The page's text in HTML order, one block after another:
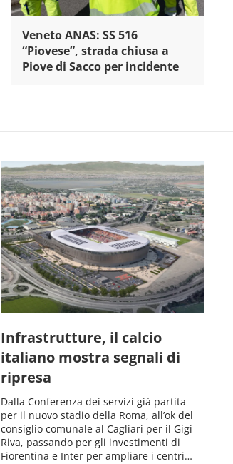
Veneto ANAS: SS 516
“Piovese”, strada chiusa a
Piove di Sacco per incidente
Infrastrutture, il calcio
italiano mostra segnali di
ripresa
Dalla Conferenza dei servizi già partita
per il nuovo stadio della Roma, all’ok del
consiglio comunale al Cagliari per il Gigi
Riva, passando per gli investimenti di
Fiorentina e Inter per ampliare i centri…